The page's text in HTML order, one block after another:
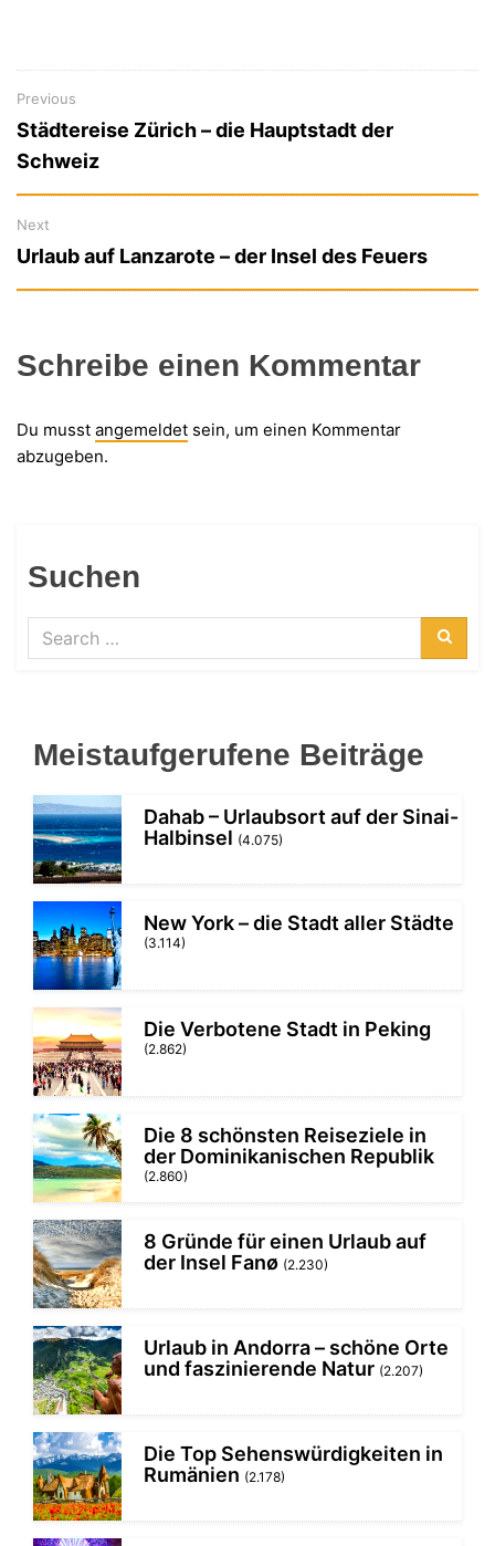
Beitragsnavigation
Previous
Previous
post:
Städtereise Zürich – die Hauptstadt der
Schweiz
Next
Next
Urlaub auf Lanzarote – der Insel des Feuers
Schreibe einen Kommentar
Du musst angemeldet sein, um einen Kommentar
abzugeben.
Suchen
Search
Meistaufgerufene Beiträge
Dahab – Urlaubsort auf der Sinai-
Halbinsel (4.075)
New York – die Stadt aller Städte
(3.114)
Die Verbotene Stadt in Peking
(2.862)
Die 8 schönsten Reiseziele in
der Dominikanischen Republik
(2.860)
8 Gründe für einen Urlaub auf
der Insel Fanø (2.230)
Urlaub in Andorra – schöne Orte
und faszinierende Natur (2.207)
Die Top Sehenswürdigkeiten in
Rumänien (2.178)